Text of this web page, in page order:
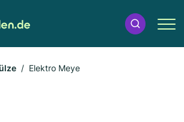
Elektro Meye